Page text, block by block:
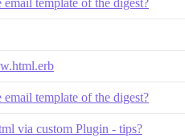
template of the digest?
via custom Plugin - tips?